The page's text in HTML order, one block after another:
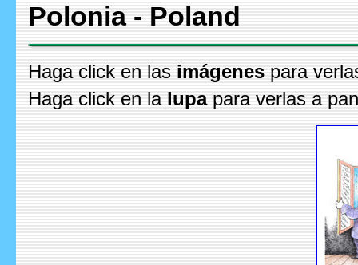
Polonia - Poland
Haga click en las imágenes para
Haga click en la lupapara verlas a